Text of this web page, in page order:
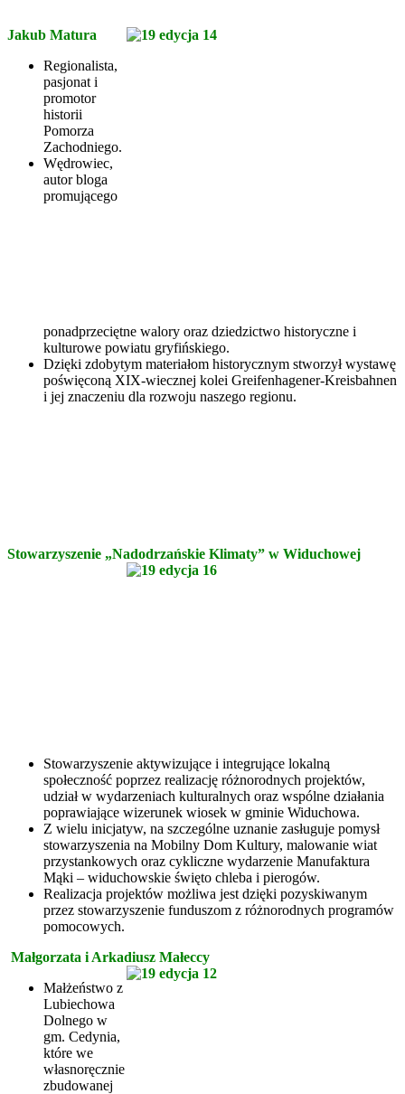
Jakub Matura
Regionalista,
pasjonat i
promotor
historii
Pomorza
Zachodniego.
Wędrowiec,
autor bloga
promującego
ponadprzeciętne walory oraz dziedzictwo historyczne i
kulturowe powiatu gryfińskiego.
Dzięki zdobytym materiałom historycznym stworzył wystawę
poświęconą XIX-wiecznej kolei Greifenhagener-Kreisbahnen
i jej znaczeniu dla rozwoju naszego regionu.
Stowarzyszenie „Nadodrzańskie Klimaty” w Widuchowej
Stowarzyszenie aktywizujące i integrujące lokalną
społeczność poprzez realizację różnorodnych projektów,
udział w wydarzeniach kulturalnych oraz wspólne działania
poprawiające wizerunek wiosek w gminie Widuchowa.
Z wielu inicjatyw, na szczególne uznanie zasługuje pomysł
stowarzyszenia na Mobilny Dom Kultury, malowanie wiat
przystankowych oraz cykliczne wydarzenie Manufaktura
Mąki – widuchowskie święto chleba i pierogów.
Realizacja projektów możliwa jest dzięki pozyskiwanym
przez stowarzyszenie funduszom z różnorodnych programów
pomocowych.
Małgorzata i Arkadiusz Małeccy
Małżeństwo z
Lubiechowa
Dolnego w
gm. Cedynia,
które we
własnoręcznie
zbudowanej